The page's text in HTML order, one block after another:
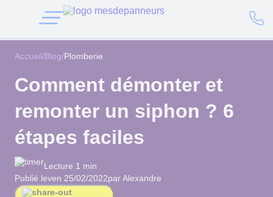
Accueil/Blog/Plomberie
Comment démonter et
remonter un siphon ? 6
étapes faciles
Lecture 1 min
Publié leven 25/02/2022par Alexandre